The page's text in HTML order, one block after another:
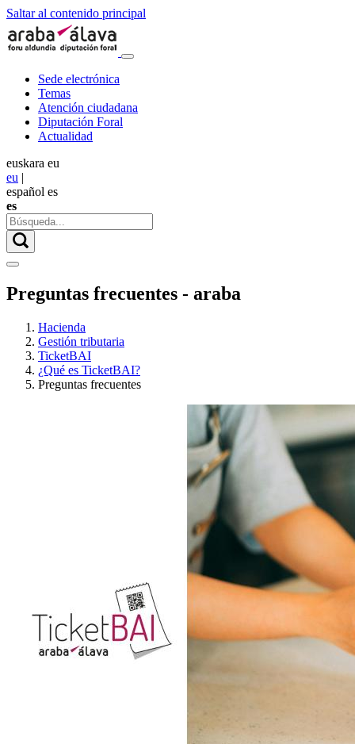
Saltar al contenido principal
Sede electrónica
Temas
Atención ciudadana
Diputación Foral
Actualidad
euskara eu
eu |
español es
es
Preguntas frecuentes - araba
Hacienda
Gestión tributaria
TicketBAI
¿Qué es TicketBAI?
Preguntas frecuentes